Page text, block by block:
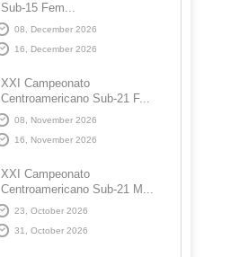
Sub-15 Fem...
08, December 2026
16, December 2026
XXI Campeonato
Centroamericano Sub-21 F...
08, November 2026
16, November 2026
XXI Campeonato
Centroamericano Sub-21 M...
23, October 2026
31, October 2026